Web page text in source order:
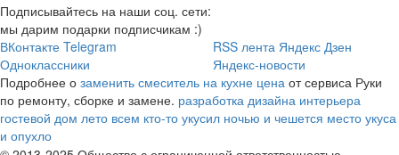
Подписывайтесь на наши соц. сети:
мы дарим подарки подписчикам :)
ВКонтакте Telegram
Одноклассники
RSS лента Яндекс Дзен
Яндекс-новости
Подробнее о заменить смеситель на кухне цена от сервиса Руки
по ремонту, сборке и замене. разработка дизайна интерьера
гостевой дом лето всем кто-то укусил ночью и чешется место укуса
и опухло